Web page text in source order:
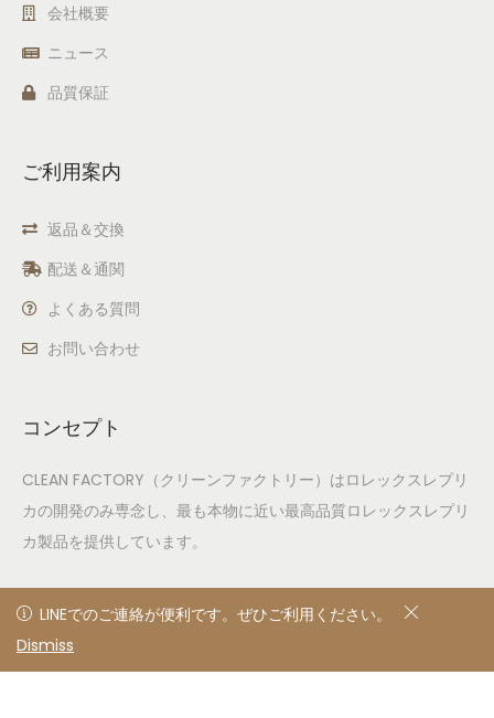
LINEでのご連絡が便利です。ぜひご利用ください。
会社概要
ニュース
品質保証
ご利用案内
返品＆交換
配送＆通関
よくある質問
お問い合わせ
コンセプト
CLEAN FACTORY（クリーンファクトリー）はロレックスレプリ
カの開発のみ専念し、最も本物に近い最高品質ロレックスレプリ
カ製品を提供しています。
LINEでのご連絡が便利です。ぜひご利用ください。
Dismiss